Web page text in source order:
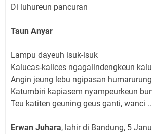
Di luhureun pancuran
Taun Anyar
Lampu dayeuh isuk-isuk
Kalucas-kalices ngagalindengkeun
Angin jeung lebu ngipasan
Katumbiri kapiasem nyampeurkeun
Teu katiten geuning geus ganti, wanci
Erwan Juhara, lahir di Bandung, 5